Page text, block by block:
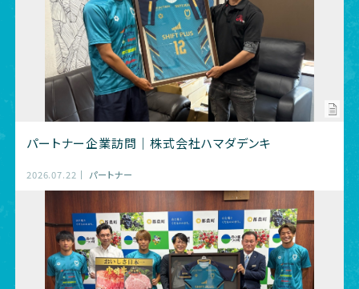
パートナー企業訪問｜株式会社ハマダデンキ
2026.07.22 パートナー